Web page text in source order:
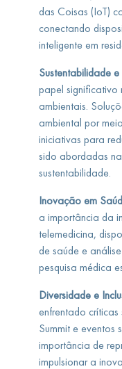
das Coisas (IoT)
conectando
inteligente em
Sustentabilidade
papel significativo
ambientais.
ambiental por
iniciativas para
sido abordadas
sustentabilidade.
Inovação em
a importância da
telemedicina,
de saúde e
pesquisa médica
Diversidade e
enfrentado
Summit e eventos
importância de
impulsionar a